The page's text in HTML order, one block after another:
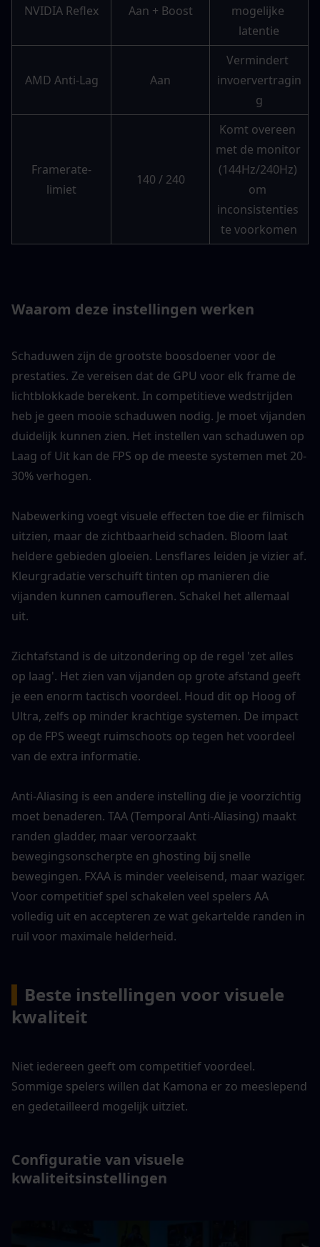
NVIDIA Reflex Aan + Boost
mogelijke
latentie
AMD Anti-Lag Aan
Vermindert
invoervertragin
g
Framerate-
limiet
140 / 240
Komt overeen
met de monitor
(144Hz/240Hz)
om
inconsistenties
te voorkomen
Waarom deze instellingen werken
Schaduwen zijn de grootste boosdoener voor de
prestaties. Ze vereisen dat de GPU voor elk frame de
lichtblokkade berekent. In competitieve wedstrijden
heb je geen mooie schaduwen nodig. Je moet vijanden
duidelijk kunnen zien. Het instellen van schaduwen op
Laag of Uit kan de FPS op de meeste systemen met 20-
30% verhogen.
Nabewerking voegt visuele effecten toe die er filmisch
uitzien, maar de zichtbaarheid schaden. Bloom laat
heldere gebieden gloeien. Lensflares leiden je vizier af.
Kleurgradatie verschuift tinten op manieren die
vijanden kunnen camoufleren. Schakel het allemaal
uit.
Zichtafstand is de uitzondering op de regel 'zet alles
op laag'. Het zien van vijanden op grote afstand geeft
je een enorm tactisch voordeel. Houd dit op Hoog of
Ultra, zelfs op minder krachtige systemen. De impact
op de FPS weegt ruimschoots op tegen het voordeel
van de extra informatie.
Anti-Aliasing is een andere instelling die je voorzichtig
moet benaderen. TAA (Temporal Anti-Aliasing) maakt
randen gladder, maar veroorzaakt
bewegingsonscherpte en ghosting bij snelle
bewegingen. FXAA is minder veeleisend, maar waziger.
Voor competitief spel schakelen veel spelers AA
volledig uit en accepteren ze wat gekartelde randen in
ruil voor maximale helderheid.
Beste instellingen voor visuele
kwaliteit
Niet iedereen geeft om competitief voordeel.
Sommige spelers willen dat Kamona er zo meeslepend
en gedetailleerd mogelijk uitziet.
Configuratie van visuele
kwaliteitsinstellingen